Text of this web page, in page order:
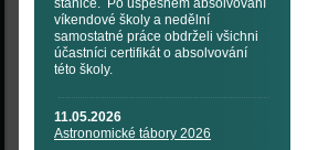
stanice. Po úspěšném absolvování
víkendové školy a nedělní
samostatné práce obdrželi všichni
účastníci certifikát o absolvování
této školy.
11.05.2026
Astronomické tábory 2026